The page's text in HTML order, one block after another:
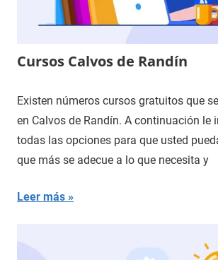
Cursos Calvos de Randín
Existen números cursos gratuitos que
en Calvos de Randín. A continuación le
todas las opciones para que usted
que más se adecue a lo que necesita y
Leer más